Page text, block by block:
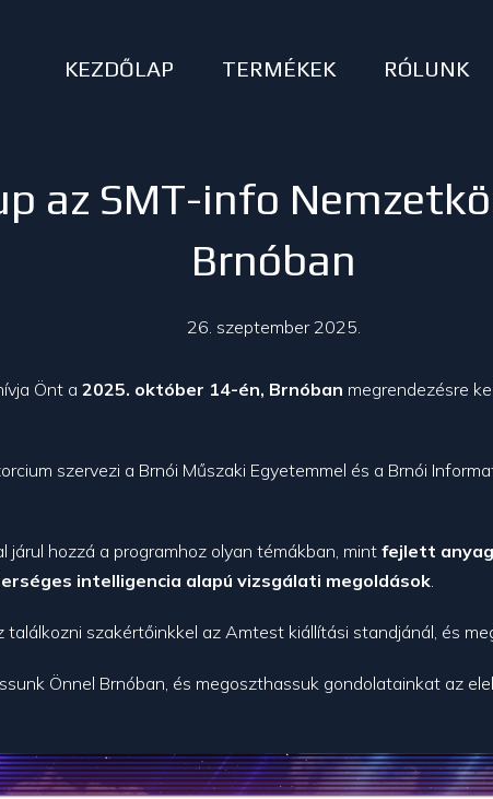
KEZDŐLAP TERMÉKEK RÓLUNK
az SMT-info
Brnóban
26. szeptember 2025.
Önt a 2025. október 14-én, Brnóban megrendezésre
szervezi a Brnói Műszaki Egyetemmel és a Brnói
járul hozzá a programhoz olyan témákban, mint fejlett
intelligencia alapú vizsgálati megoldások.
szakértőinkkel az Amtest kiállítási standjánál, és
Önnel Brnóban, és megoszthassuk gondolatainkat az